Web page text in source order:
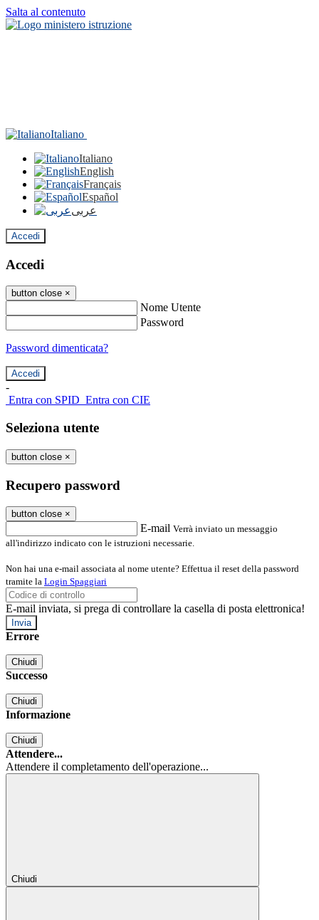
Salta al contenuto
Italiano
Italiano
English
Français
Español
عربى
Accedi
Accedi
button close ×
Nome Utente
Password
Password dimenticata?
-
Entra con SPID Entra con CIE
Seleziona utente
button close ×
Recupero password
button close ×
E-mail Verrà inviato un messaggio
all'indirizzo indicato con le istruzioni necessarie.
Non hai una e-mail associata al nome utente? Effettua il reset della password
tramite la Login Spaggiari
E-mail inviata, si prega di controllare la casella di posta elettronica!
Errore
Chiudi
Successo
Chiudi
Informazione
Chiudi
Attendere...
Attendere il completamento dell'operazione...
Chiudi